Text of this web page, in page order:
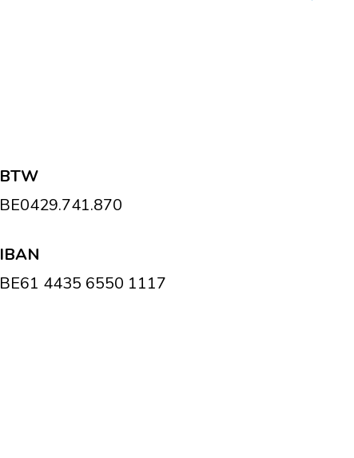
BTW
BE0429.741.870
IBAN
BE61 4435 6550 1117